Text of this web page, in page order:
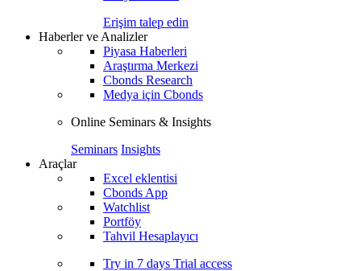
Erişim talep edin
Haberler ve Analizler
Piyasa Haberleri
Araştırma Merkezi
Cbonds Research
Medya için Cbonds
Online Seminars & Insights
Seminars Insights
Araçlar
Excel eklentisi
Cbonds App
Watchlist
Portföy
Tahvil Hesaplayıcı
Try in 7 days Trial access